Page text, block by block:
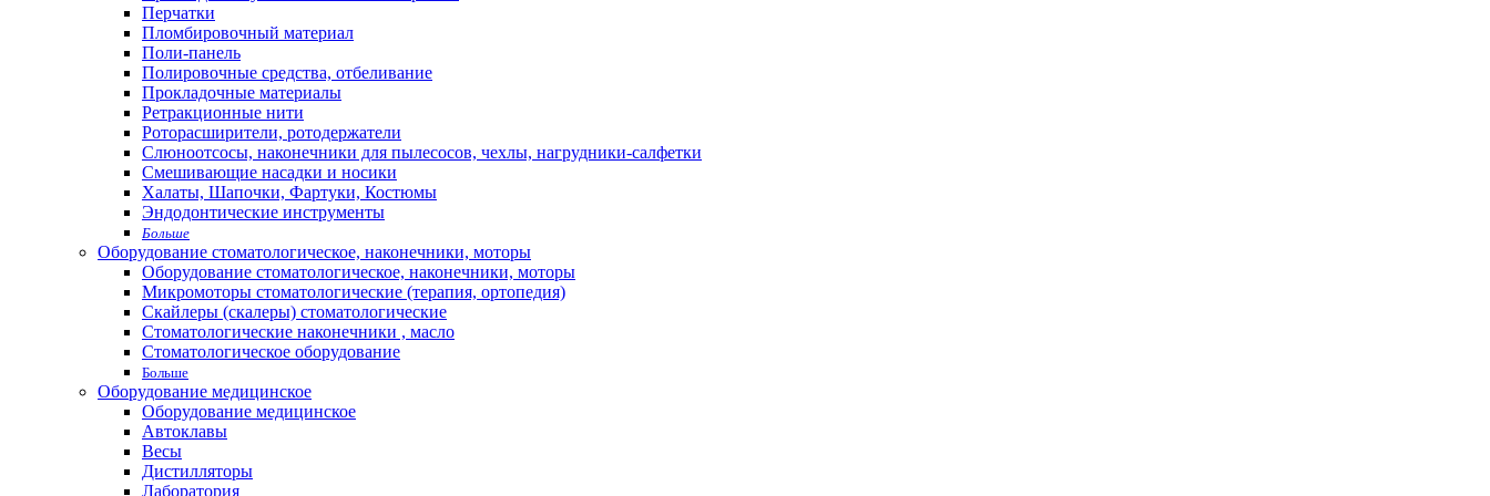
Перчатки
Пломбировочный материал
Поли-панель
Полировочные средства, отбеливание
Прокладочные материалы
Ретракционные нити
Роторасширители, ротодержатели
Слюноотсосы, наконечники для пылесосов, чехлы, нагрудники-салфетки
Смешивающие насадки и носики
Халаты, Шапочки, Фартуки, Костюмы
Эндодонтические инструменты
Больше
Оборудование стоматологическое, наконечники, моторы
Оборудование стоматологическое, наконечники, моторы
Микромоторы стоматологические (терапия, ортопедия)
Скайлеры (скалеры) стоматологические
Стоматологические наконечники , масло
Стоматологическое оборудование
Больше
Оборудование медицинское
Оборудование медицинское
Автоклавы
Весы
Дистилляторы
Лаборатория